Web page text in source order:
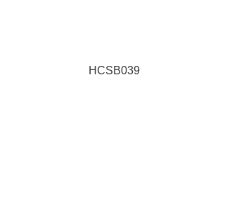
HCSB039